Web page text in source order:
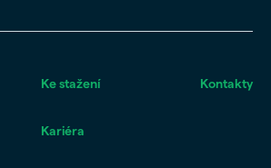
Ke stažení
Kariéra
Kontakty